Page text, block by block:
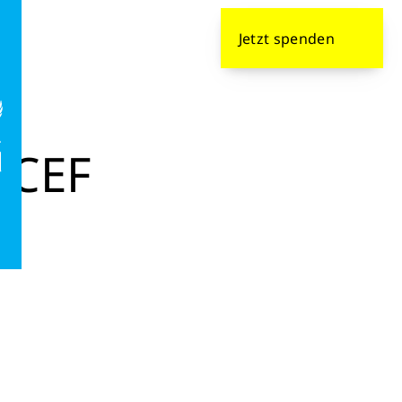
Jetzt spenden